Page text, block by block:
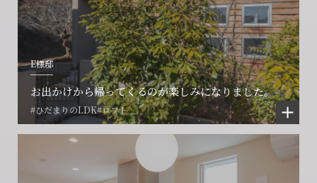
E様邸
お出かけから帰ってくるのが楽しみになりました。
#ひだまりのLDK#ロフト